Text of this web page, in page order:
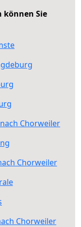
können Sie
Chorweiler
Chorweiler
Chorweiler